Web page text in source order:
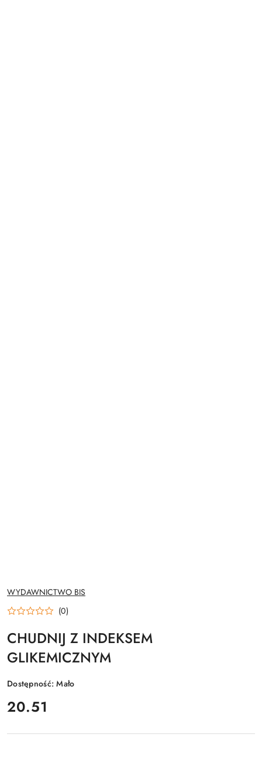
NAZWA
PRODUCENTA:
WYDAWNICTWO BIS
(0)
CHUDNIJ Z INDEKSEM
GLIKEMICZNYM
Dostępność:Mało
cena:
20.51